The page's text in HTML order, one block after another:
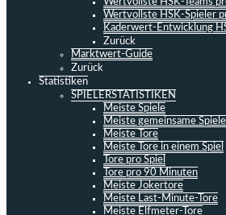
Wertvollste HSK-Spieler
Kaderwert-Entwicklung
Zurück
Marktwert-Guide
Zurück
Statistiken
SPIELERSTATISTIKEN
Meiste Spiele
Meiste gemeinsame Spiele
Meiste Tore
Meiste Tore in einem Spiel
Tore pro Spiel
Tore pro 90 Minuten
Meiste Jokertore
Meiste Last-Minute-Tore
Meiste Elfmeter-Tore